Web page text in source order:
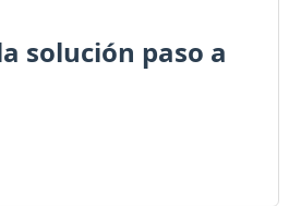
solución paso a